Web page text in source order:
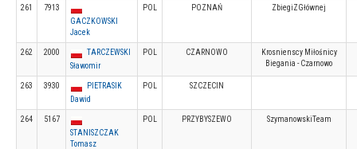
261
7913
GACZKOWSKI
Jacek
POL POZNAŃ ZbiegiZGłównej
262 2000
TARCZEWSKI
Sławomir
POL CZARNOWO
Krosnienscy Miłośnicy
Biegania - Czarnowo
263 3930
PIETRASIK
Dawid
POL SZCZECIN
264
5167
STANISZCZAK
Tomasz
POL PRZYBYSZEWO SzymanowskiTeam